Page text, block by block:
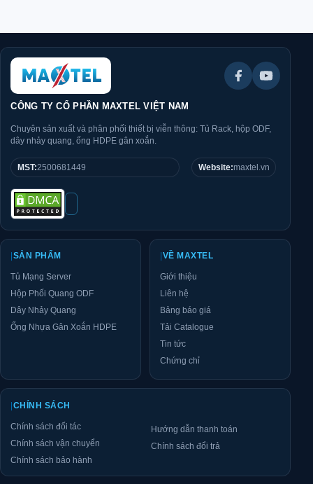
CÔNG TY CỔ PHẦN MAXTEL VIỆT NAM
Chuyên sản xuất và phân phối thiết bị viễn thông: Tủ Rack, hộp ODF,
dây nhảy quang, ống HDPE gân xoắn.
MST:2500681449 Website:maxtel.vn
SẢN PHẨM
Tủ Mạng Server
Hộp Phối Quang ODF
Dây Nhảy Quang
Ống Nhựa Gân Xoắn HDPE
VỀ MAXTEL
Giới thiệu
Liên hệ
Bảng báo giá
Tải Catalogue
Tin tức
Chứng chỉ
|CHÍNH SÁCH
Chính sách đối tác
Chính sách vận chuyển
Chính sách bảo hành
Hướng dẫn thanh toán
Chính sách đổi trả